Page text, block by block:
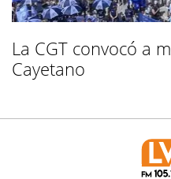
La CGT convocó a
Cayetano